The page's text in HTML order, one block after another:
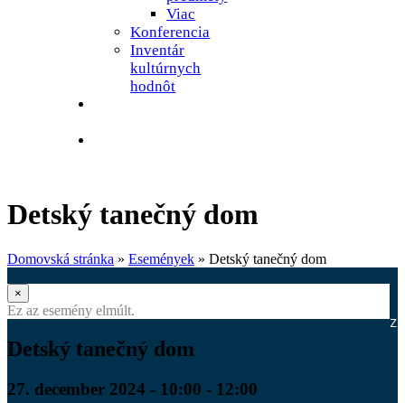
Viac
Konferencia
Inventár
kultúrnych
hodnôt
Detský tanečný dom
Domovská stránka » Események » Detský tanečný dom
×
Ez az esemény elmúlt.
Detský tanečný dom
27. december 2024 - 10:00 - 12:00